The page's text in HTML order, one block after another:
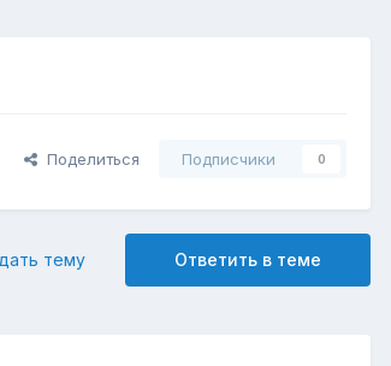
Поделиться Подписчики 0
Ответить в теме
тему